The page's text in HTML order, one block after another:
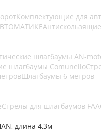
Комплектующие для
шлагбаумы AN-
шлагбаумы Comunello
Шлагбаумы 6 метров
Стрелы для шлагбаумов
длина 4,3м